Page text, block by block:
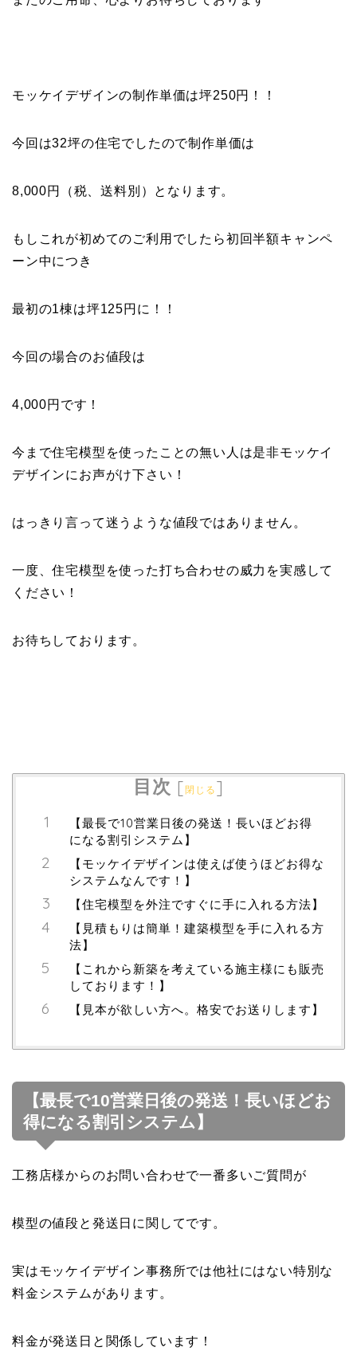
モッケイデザインの制作単価は坪250円！！
今回は32坪の住宅でしたので制作単価は
8,000円（税、送料別）となります。
もしこれが初めてのご利用でしたら初回半額キャンペ
ーン中につき
最初の1棟は坪125円に！！
今回の場合のお値段は
4,000円です！
今まで住宅模型を使ったことの無い人は是非モッケイ
デザインにお声がけ下さい！
はっきり言って迷うような値段ではありません。
一度、住宅模型を使った打ち合わせの威力を実感して
ください！
お待ちしております。
目次 [閉じる ]
【最長で10営業日後の発送！長いほどお得
になる割引システム】
【モッケイデザインは使えば使うほどお得な
システムなんです！】
【住宅模型を外注ですぐに手に入れる方法】
【見積もりは簡単！建築模型を手に入れる方
法】
【これから新築を考えている施主様にも販売
しております！】
【見本が欲しい方へ。格安でお送りします】
【最長で10営業日後の発送！長いほどお
得になる割引システム】
工務店様からのお問い合わせで一番多いご質問が
模型の値段と発送日に関してです。
実はモッケイデザイン事務所では他社にはない特別な
料金システムがあります。
料金が発送日と関係しています！